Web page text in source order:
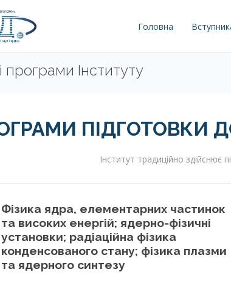
Головна
програми Інституту
ПІДГОТОВКИ
Інститут традиційно здійснює
Фізика ядра, елементарних частинок
та високих енергій; ядерно-фізичні
установки; радіаційна фізика
конденсованого стану; фізика плазми
та ядерного синтезу